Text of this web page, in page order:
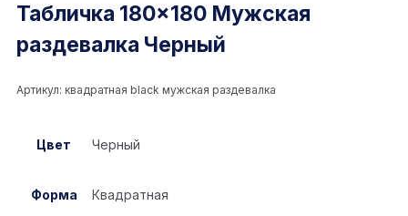
Табличка 180×180 Мужская
раздевалка Черный
Артикул: квадратная black мужская раздевалка
Цвет Черный
Форма Квадратная